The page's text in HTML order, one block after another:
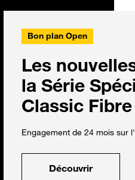
Bon plan Open
Les
la Série
Classic
Engagement de 24 mois sur
Découvrir